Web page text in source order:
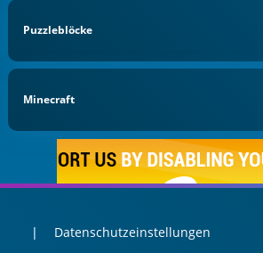
Puzzleblöcke
Minecraft
Datenschutzeinstellungen